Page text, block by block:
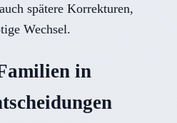
spätere Korrekturen,
Wechsel.
in